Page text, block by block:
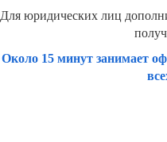
Для юридических лиц
Около 15 минут занимает